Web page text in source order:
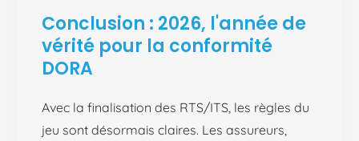
Conclusion : 2026, l'année de
vérité pour la conformité
DORA
Avec la finalisation des RTS/ITS, les règles du
jeu sont désormais claires. Les assureurs,